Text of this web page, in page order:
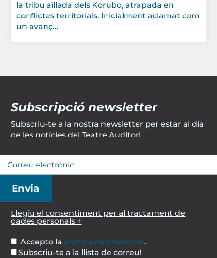
la tribu aïllada dels Korubo, atrapada en
conflictes territorials. Inicialment aclamat com
un avanç...
Subscripció newsletter
Subscriu-te a la nostra newsletter per estar al dia
de les notícies del Teatre Auditori
Llegiu el consentiment per al tractament de
dades personals +
Accepto la política de privacitat.
Subscriu-te a la llista de correu!